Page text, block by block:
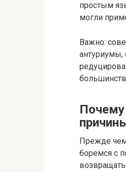
простым
могли
Важно:
антуриумы,
Почему
Прежде
боремся с